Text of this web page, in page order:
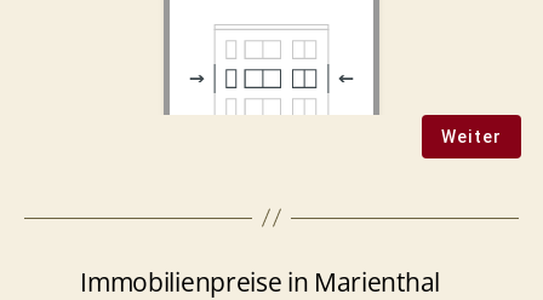
Immobilienpreise in Marienthal